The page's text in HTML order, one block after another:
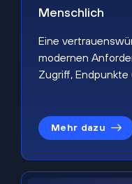
Menschlich
Eine
modernen
Zugriff,
Mehr dazu